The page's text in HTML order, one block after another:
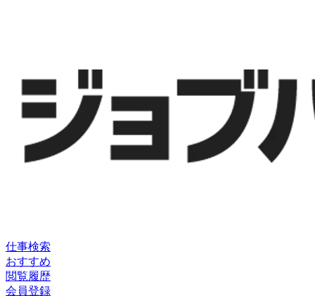
仕事検索
おすすめ
閲覧履歴
会員登録